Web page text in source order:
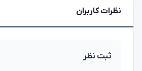
نظرات کاربران
ثبت نظر